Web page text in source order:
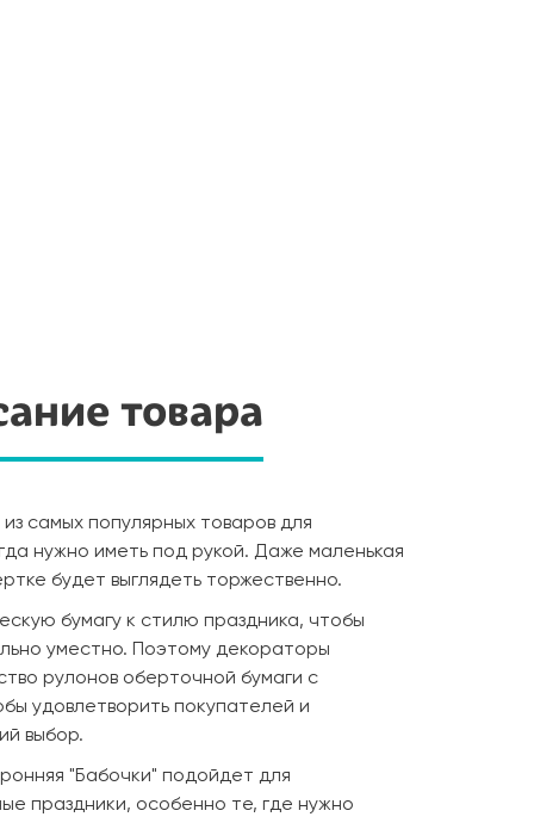
товара
самых популярных товаров для
нужно иметь под рукой. Даже маленькая
будет выглядеть торжественно.
бумагу к стилю праздника, чтобы
уместно. Поэтому декораторы
рулонов оберточной бумаги с
удовлетворить покупателей и
выбор.
"Бабочки" подойдет для
праздники, особенно те, где нужно